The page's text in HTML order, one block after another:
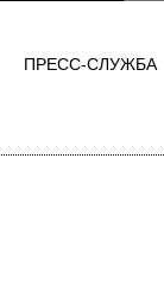
ПРЕСС-СЛУЖБА